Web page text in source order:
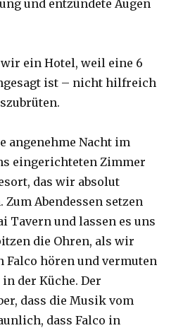
und entzündete Augen
ein Hotel, weil eine 6
ist – nicht hilfreich
angenehme Nacht im
eingerichteten Zimmer
das wir absolut
Abendessen setzen
Tavern und lassen es uns
die Ohren, als wir
Falco hören und vermuten
der Küche. Der
dass die Musik vom
dass Falco in